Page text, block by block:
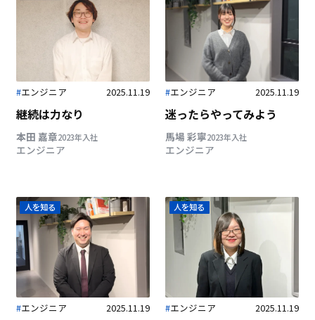
#エンジニア 2025.11.19
継続は力なり
本田 嘉章2023年入社
エンジニア
#エンジニア 2025.11.19
迷ったらやってみよう
馬場 彩寧2023年入社
エンジニア
人を知る
#エンジニア 2025.11.19
人を知る
#エンジニア 2025.11.19